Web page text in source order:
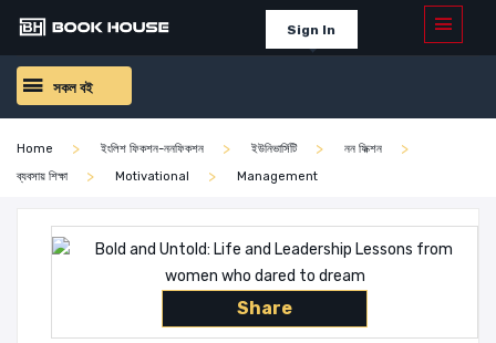
Sign In
সকল বই
Home ইংলিশ ফিকশন-ননফিকশন ইউনিভার্সিটি
নন ফিক্শন
ব্যবসায় শিক্ষা
Motivational Management
Share